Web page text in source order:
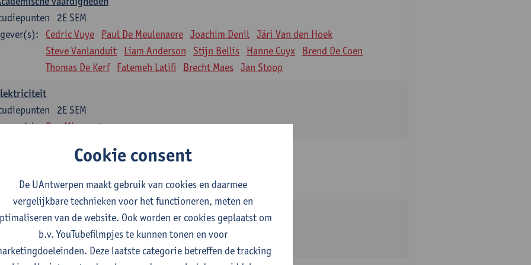
2E SEM
Cedric Vuye Paul De Meulenaere Joachim Denil Järi Van den Hoek
Steve Vanlanduit
Liam Anderson Stijn Bellis Hanne Cuyx
Brend De Coen
Thomas De Kerf
Fatemeh Latifi Brecht Maes Jan Stoop
2E SEM
Ben Minnaert
en Dynamica
Gunther Steenackers Steven Lenssen
2E SEM
studiepunten
Linda Beenaerts
Cookie consent
De UAntwerpen maakt gebruik van cookies en daarmee
vergelijkbare technieken voor het functioneren, meten en
van de website. Ook worden er cookies geplaatst om
b.v. YouTubefilmpjes te kunnen tonen en voor
Deze laatste categorie betreffen de tracking